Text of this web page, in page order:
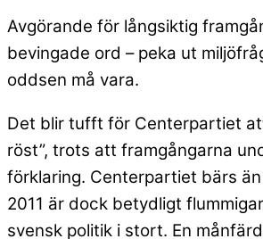
Avgörande för långsiktig
bevingade ord – peka ut
oddsen må vara.
Det blir tufft för Centerpartiet
röst”, trots att framgångarna
förklaring. Centerpartiet bärs
2011 är dock betydligt
svensk politik i stort. En